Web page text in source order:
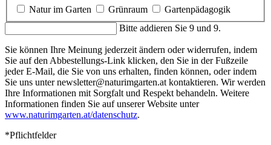
Natur im Garten
Grünraum
Gartenpädagogik
Bitte addieren Sie 9 und 9.
Sie können Ihre Meinung jederzeit ändern oder widerrufen, indem
Sie auf den Abbestellungs-Link klicken, den Sie in der Fußzeile
jeder E-Mail, die Sie von uns erhalten, finden können, oder indem
Sie uns unter newsletter@naturimgarten.at kontaktieren. Wir werden
Ihre Informationen mit Sorgfalt und Respekt behandeln. Weitere
Informationen finden Sie auf unserer Website unter
www.naturimgarten.at/datenschutz.
*Pflichtfelder